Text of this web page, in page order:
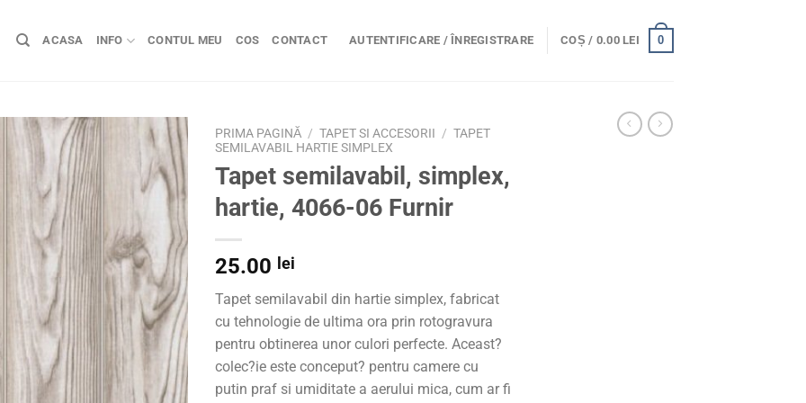
ACASA INFO CONTUL MEU COS CONTACT AUTENTIFICARE / ÎNREGISTRARE COȘ / 0.00 LEI 0
PRIMA PAGINĂ / TAPET SI ACCESORII / TAPET
SEMILAVABIL HARTIE SIMPLEX
Tapet semilavabil, simplex,
hartie, 4066-06 Furnir
25.00 lei
Tapet semilavabil din hartie simplex, fabricat
cu tehnologie de ultima ora prin rotogravura
pentru obtinerea unor culori perfecte. Aceast?
colec?ie este conceput? pentru camere cu
putin praf si umiditate a aerului mica, cum ar fi